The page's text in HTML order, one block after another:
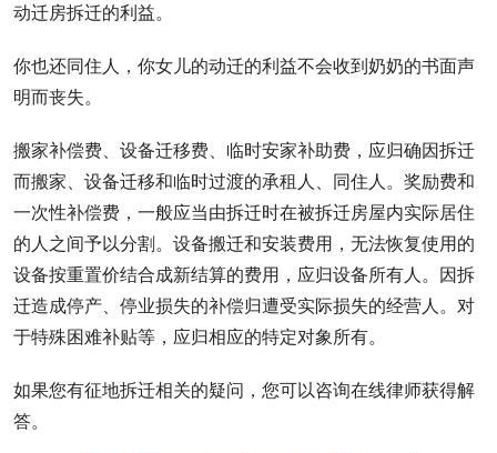
动迁房拆迁的利益。
你也还同住人，你女儿的动迁的利益不会收到奶奶的书面声
明而丧失。
搬家补偿费、设备迁移费、临时安家补助费，应归确因拆迁
而搬家、设备迁移和临时过渡的承租人、同住人。奖励费和
一次性补偿费，一般应当由拆迁时在被拆迁房屋内实际居住
的人之间予以分割。设备搬迁和安装费用，无法恢复使用的
设备按重置价结合成新结算的费用，应归设备所有人。因拆
迁造成停产、停业损失的补偿归遭受实际损失的经营人。对
于特殊困难补贴等，应归相应的特定对象所有。
如果您有征地拆迁相关的疑问，您可以咨询在线律师获得解
答。